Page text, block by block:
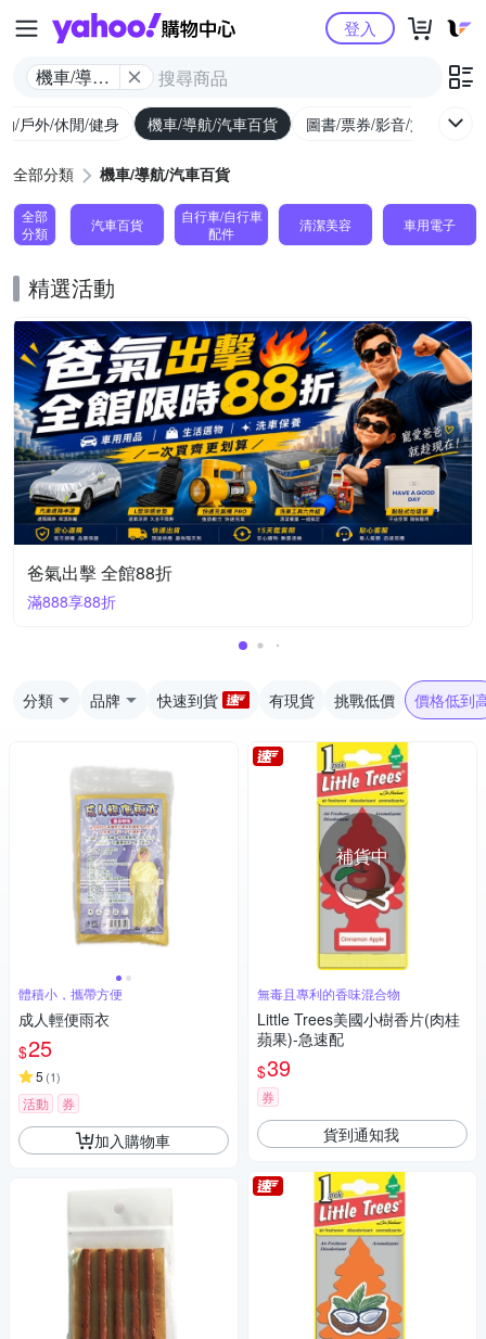
Yahoo購物中心
機車/導航/
登入
/戶外/休閒/健身 機車/導航/汽車百貨 圖書/票券/影音/文具
全部分類 機車/導航/汽車百貨
全部
分類
汽車百貨
自行車/自行車
配件
清潔美容 車用電子
精選活動
爸氣出擊 全館88折
滿888享88折
分類 品牌 快速到貨 有現貨 挑戰低價 價格低到
體積小，攜帶方便
成人輕便雨衣
$25
5 (1)
活動 券
加入購物車
補貨中
無毒且專利的香味混合物
Little Trees美國小樹香片(肉桂
蘋果)-急速配
$39
券
貨到通知我